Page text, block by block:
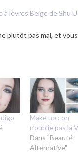
à lèvres Beige de Shu
plutôt pas mal, et vous
Make up : on
n’oublie pas la
Dans "Beauté
Alternative"